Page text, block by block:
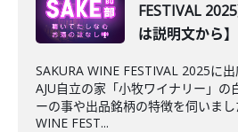
FESTIVAL
は説明文から】
SAKURA WINE FESTIVAL 2025に
AJU自立の家「小牧ワイナリー」の
ーの事や出品銘柄の特徴を伺いま
WINE FEST...